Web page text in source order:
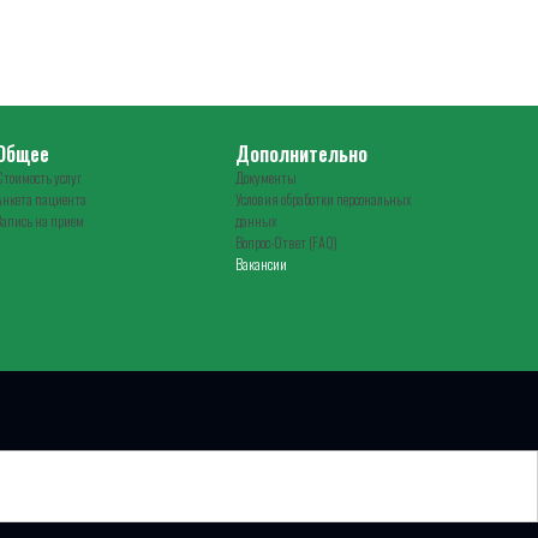
услуг
пациента
на прием
Дополнительно
Документы
Условия обработки персональных
данных
Вопрос-Ответ (FAQ)
Вакансии